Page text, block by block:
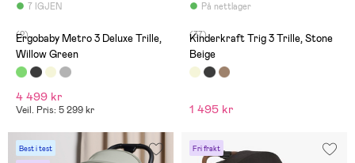
7 IGJEN
(2)
Ergobaby Metro 3 Deluxe Trille,
Willow Green
4 499 kr
Veil. Pris: 5 299 kr
På nettlager
(37)
Kinderkraft Trig 3 Trille, Stone
Beige
1 495 kr
Best i test Fri frakt